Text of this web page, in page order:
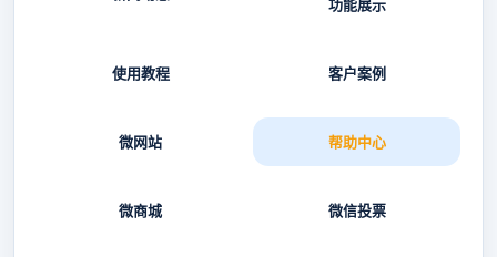
功能展示
使用教程 客户案例
微网站 帮助中心
微商城 微信投票